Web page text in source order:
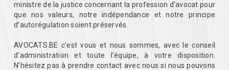
ministre de la justice concernant la profession d’avocat pour
que nos valeurs, notre indépendance et notre principe
d’autorégulation soient préservés.
AVOCATS.BE c’est vous et nous sommes, avec le conseil
d’administration et toute l’équipe, à votre disposition.
N’hésitez pas à prendre contact avec nous si nous pouvons